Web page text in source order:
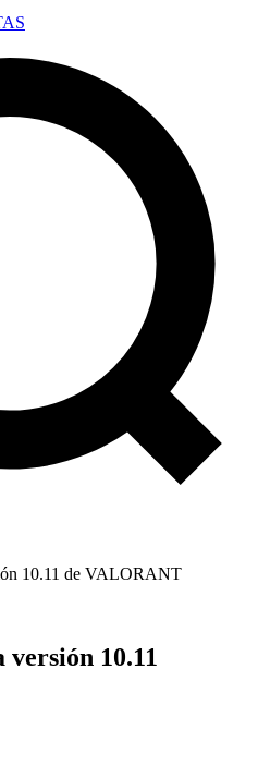
10.11 de VALORANT
versión 10.11